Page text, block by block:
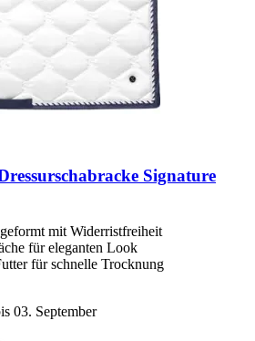
Signature
mit Widerristfreiheit
für eleganten Look
für schnelle Trocknung
03. September